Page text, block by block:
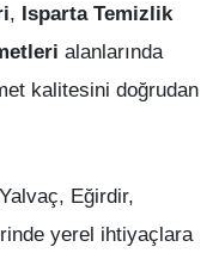
, Isparta Temizlik
alanlarında
kalitesini doğrudan
Eğirdir,
yerel ihtiyaçlara